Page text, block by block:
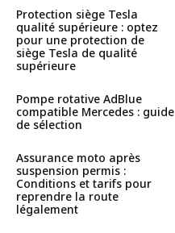
Protection siège Tesla
qualité supérieure : optez
pour une protection de
siège Tesla de qualité
supérieure
Pompe rotative AdBlue
compatible Mercedes : guide
de sélection
Assurance moto après
suspension permis :
Conditions et tarifs pour
reprendre la route
légalement